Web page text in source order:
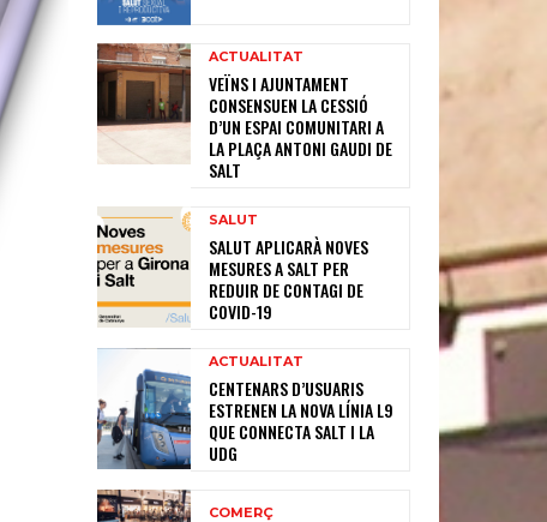
ACTUALITAT
VEÏNS I AJUNTAMENT
CONSENSUEN LA CESSIÓ
D’UN ESPAI COMUNITARI A
LA PLAÇA ANTONI GAUDI DE
SALT
SALUT
SALUT APLICARÀ NOVES
MESURES A SALT PER
REDUIR DE CONTAGI DE
COVID-19
ACTUALITAT
CENTENARS D’USUARIS
ESTRENEN LA NOVA LÍNIA L9
QUE CONNECTA SALT I LA
UDG
COMERÇ